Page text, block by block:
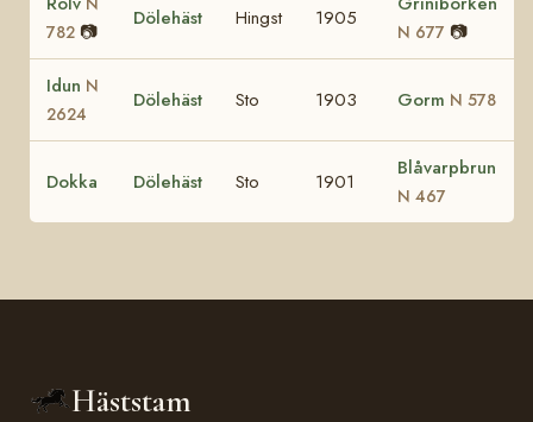
782 📷
Dölehäst Hingst 1905
N 677 📷
Idun N
2624
Dölehäst Sto 1903 Gorm N 578
Dokka Dölehäst Sto 1901
Blåvarpbrun
N 467
Häststam